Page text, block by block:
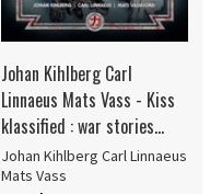
Johan Kihlberg Carl
Linnaeus Mats Vass - Kiss
klassified : war stories
from a kis
Johan Kihlberg Carl Linnaeus
Mats Vass